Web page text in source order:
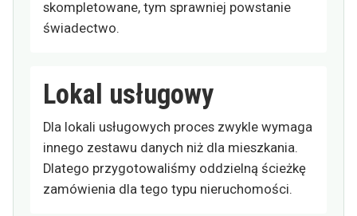
skompletowane, tym sprawniej powstanie
świadectwo.
Lokal usługowy
Dla lokali usługowych proces zwykle wymaga
innego zestawu danych niż dla mieszkania.
Dlatego przygotowaliśmy oddzielną ścieżkę
zamówienia dla tego typu nieruchomości.